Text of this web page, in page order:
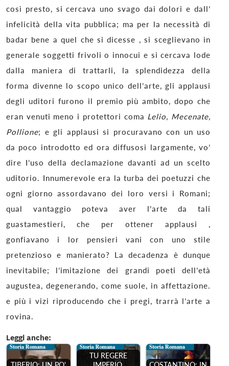
così presto, si cercava uno svago dai dolori e dall’
infelicità della vita pubblica; ma per la necessità di
badar bene a quel che si dicesse , si sceglievano in
generale soggetti frivoli o innocui e si cercava lode
dalla maniera di trattarli, la splendidezza della
forma divenne lo scopo unico dell’arte, gli applausi
degli uditori furono il premio più ambito, dopo che
eran venuti meno i protettori coma Lelio, Mecenate,
Pollione; e gli applausi si procuravano con un uso
da poco introdotto ed ora diffusosi largamente, vo’
dire I’uso della declamazione davanti ad un scelto
uditorio. Innumerevole era la turba dei poetuzzi che
ogni giorno assordavano dei loro versi i Romani;
qual vantaggio poteva aver l’arte da tali
guastamestieri, che per ottener applausi ,
gonfiavano i lor pensieri vani con uno stile
pretenzioso e manierato? La decadenza è dunque
inevitabile; l’imitazione dei grandi poeti dell’età
augustea, degenerando, come suole, in affettazione.
e più i vizi riproducendo che i pregi, trarrà l’arte a
rovina.
Leggi anche:
TU REGERE